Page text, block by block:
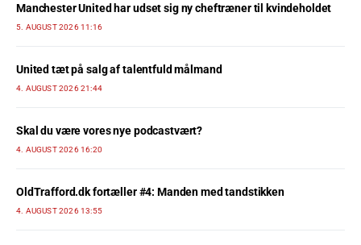
Manchester United har udset sig ny cheftræner til kvindeholdet
5. AUGUST 2026 11:16
United tæt på salg af talentfuld målmand
4. AUGUST 2026 21:44
Skal du være vores nye podcastvært?
4. AUGUST 2026 16:20
OldTrafford.dk fortæller #4: Manden med tandstikken
4. AUGUST 2026 13:55